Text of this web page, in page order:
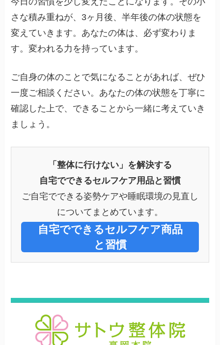
さな積み重ねが、3ヶ月後、半年後の体の状態を
変えていきます。あなたの体は、必ず変わりま
す。変われる力を持っています。
ご自身の体のことで気になることがあれば、ぜひ
一度ご相談ください。あなたの体の状態を丁寧に
確認した上で、できることから一緒に考えていき
ましょう。
「整体に行けない」を解決する
自宅でできるセルフケア用品と習慣
ご自宅でできる姿勢ケアや睡眠環境の見直し
についてまとめています。
自宅でできるセルフケア商品
と習慣